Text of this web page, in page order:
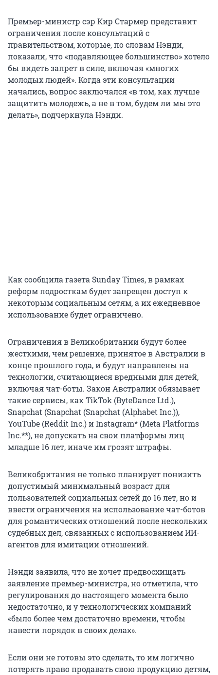
Премьер-министр сэр Кир Стармер представит
ограничения после консультаций с
правительством, которые, по словам Нэнди,
показали, что «подавляющее большинство» хотело
бы видеть запрет в силе, включая «многих
молодых людей». Когда эти консультации
начались, вопрос заключался «в том, как лучше
защитить молодежь, а не в том, будем ли мы это
делать», подчеркнула Нэнди.
Как сообщила газета Sunday Times, в рамках
реформ подросткам будет запрещен доступ к
некоторым социальным сетям, а их ежедневное
использование будет ограничено.
Ограничения в Великобритании будут более
жесткими, чем решение, принятое в Австралии в
конце прошлого года, и будут направлены на
технологии, считающиеся вредными для детей,
включая чат-боты. Закон Австралии обязывает
такие сервисы, как TikTok (ByteDance Ltd.),
Snapchat (Snapchat (Snapchat (Alphabet Inc.)),
YouTube (Reddit Inc.) и Instagram* (Meta Platforms
Inc.**), не допускать на свои платформы лиц
младше 16 лет, иначе им грозят штрафы.
Великобритания не только планирует понизить
допустимый минимальный возраст для
пользователей социальных сетей до 16 лет, но и
ввести ограничения на использование чат-ботов
для романтических отношений после нескольких
судебных дел, связанных с использованием ИИ-
агентов для имитации отношений.
Нэнди заявила, что не хочет предвосхищать
заявление премьер-министра, но отметила, что
регулирования до настоящего момента было
недостаточно, и у технологических компаний
«было более чем достаточно времени, чтобы
навести порядок в своих делах».
Если они не готовы это сделать, то им логично
потерять право продавать свою продукцию детям,